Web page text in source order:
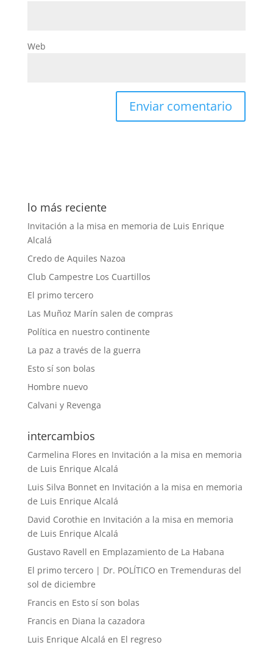
Web
lo más reciente
Invitación a la misa en memoria de Luis Enrique
Alcalá
Credo de Aquiles Nazoa
Club Campestre Los Cuartillos
El primo tercero
Las Muñoz Marín salen de compras
Política en nuestro continente
La paz a través de la guerra
Esto sí son bolas
Hombre nuevo
Calvani y Revenga
intercambios
Carmelina Flores en Invitación a la misa en memoria
de Luis Enrique Alcalá
Luis Silva Bonneten Invitación a la misa en memoria
de Luis Enrique Alcalá
David Corothie en Invitación a la misa en memoria
de Luis Enrique Alcalá
Gustavo Ravell en Emplazamiento de La Habana
El primo tercero | Dr. POLÍTICO en Tremenduras del
sol de diciembre
Francis en Esto sí son bolas
Francis en Diana la cazadora
Luis Enrique Alcalá en El regreso